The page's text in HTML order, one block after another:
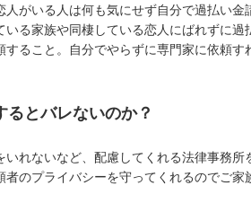
がいる人は何も気にせず自分で過払い金
る家族や同棲している恋人にばれずに過
ること。自分でやらずに専門家に依頼す
とバレないのか？
れないなど、配慮してくれる法律事務所
のプライバシーを守ってくれるのでご家